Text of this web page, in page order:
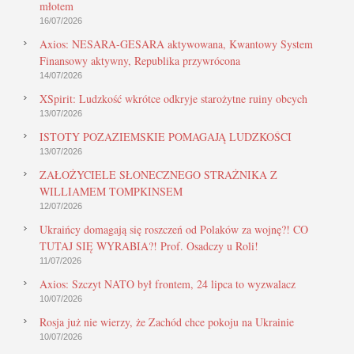
młotem
16/07/2026
Axios: NESARA-GESARA aktywowana, Kwantowy System
Finansowy aktywny, Republika przywrócona
14/07/2026
XSpirit: Ludzkość wkrótce odkryje starożytne ruiny obcych
13/07/2026
ISTOTY POZAZIEMSKIE POMAGAJĄ LUDZKOŚCI
13/07/2026
ZAŁOŻYCIELE SŁONECZNEGO STRAŻNIKA Z
WILLIAMEM TOMPKINSEM
12/07/2026
Ukraińcy domagają się roszczeń od Polaków za wojnę?! CO
TUTAJ SIĘ WYRABIA?! Prof. Osadczy u Roli!
11/07/2026
Axios: Szczyt NATO był frontem, 24 lipca to wyzwalacz
10/07/2026
Rosja już nie wierzy, że Zachód chce pokoju na Ukrainie
10/07/2026